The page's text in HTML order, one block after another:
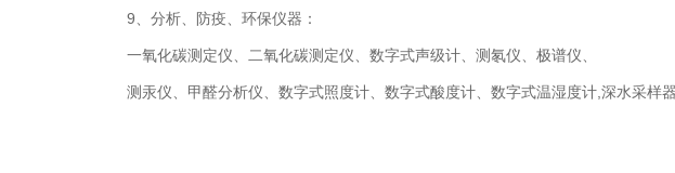
9、分析、防疫、环保仪器：
一氧化碳测定仪、二氧化碳测定仪、数字式声级计、测氡仪、极谱仪、
测汞仪、甲醛分析仪、数字式照度计、数字式酸度计、数字式温湿度计,深水采样